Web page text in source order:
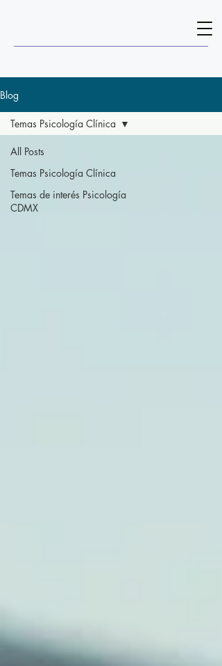
Blog
All Posts
Temas Psicología Clínica
Temas de interés Psicología
CDMX
Temas Psicología Clínica